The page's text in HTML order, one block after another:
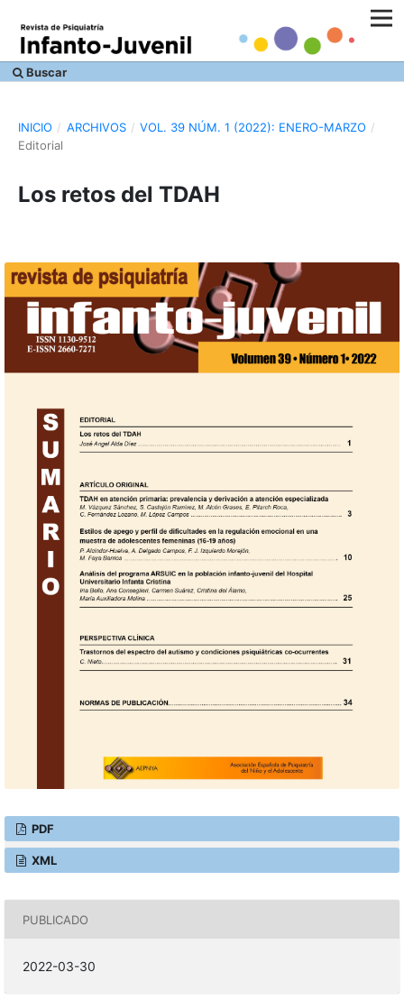
Buscar
INICIO / ARCHIVOS / VOL. 39 NÚM. 1 (2022): ENERO-MARZO /
Editorial
Los retos del TDAH
PDF
XML
PUBLICADO
2022-03-30